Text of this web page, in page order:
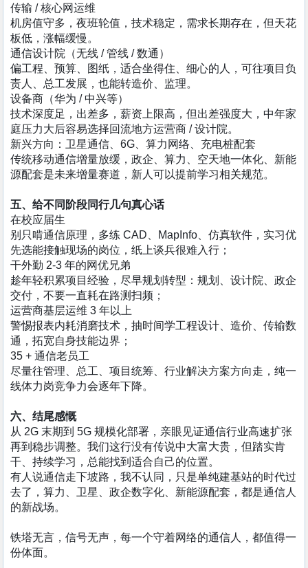
传输 / 核心网运维
机房值守多，夜班轮值，技术稳定，需求长期存在，但天花
板低，涨幅缓慢。
通信设计院（无线 / 管线 / 数通）
偏工程、预算、图纸，适合坐得住、细心的人，可往项目负
责人、总工发展，也能转造价、监理。
设备商（华为 / 中兴等）
技术深度足，出差多，薪资上限高，但出差强度大，中年家
庭压力大后容易选择回流地方运营商 / 设计院。
新兴方向：卫星通信、6G、算力网络、充电桩配套
传统移动通信增量放缓，政企、算力、空天地一体化、新能
源配套是未来增量赛道，新人可以提前学习相关规范。
五、给不同阶段同行几句真心话
在校应届生
别只啃通信原理，多练 CAD、MapInfo、仿真软件，实习优
先选能接触现场的岗位，纸上谈兵很难入行；
干外勤 2-3 年的网优兄弟
趁年轻积累项目经验，尽早规划转型：规划、设计院、政企
交付，不要一直耗在路测扫频；
运营商基层运维 3 年以上
警惕报表内耗消磨技术，抽时间学工程设计、造价、传输数
通，拓宽自身技能边界；
35 + 通信老员工
尽量往管理、总工、项目统筹、行业解决方案方向走，纯一
线体力岗竞争力会逐年下降。
六、结尾感慨
从 2G 末期到 5G 规模化部署，亲眼见证通信行业高速扩张
再到稳步调整。我们这行没有传说中大富大贵，但踏实肯
干、持续学习，总能找到适合自己的位置。
有人说通信走下坡路，我不认同，只是单纯建基站的时代过
去了，算力、卫星、政企数字化、新能源配套，都是通信人
的新战场。
铁塔无言，信号无声，每一个守着网络的通信人，都值得一
份体面。